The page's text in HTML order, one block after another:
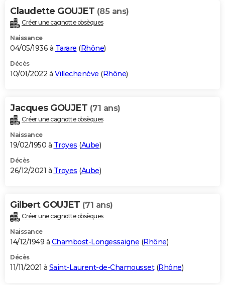
Claudette GOUJET (85 ans)
Créer une cagnotte obsèques
Naissance
04/05/1936 à Tarare (Rhône)
Décès
10/01/2022 à Villechenève (Rhône)
Jacques GOUJET (71 ans)
Créer une cagnotte obsèques
Naissance
19/02/1950 à Troyes (Aube)
Décès
26/12/2021 à Troyes (Aube)
Gilbert GOUJET (71 ans)
Créer une cagnotte obsèques
Naissance
14/12/1949 à Chambost-Longessaigne (Rhône)
Décès
11/11/2021 à Saint-Laurent-de-Chamousset(Rhône)